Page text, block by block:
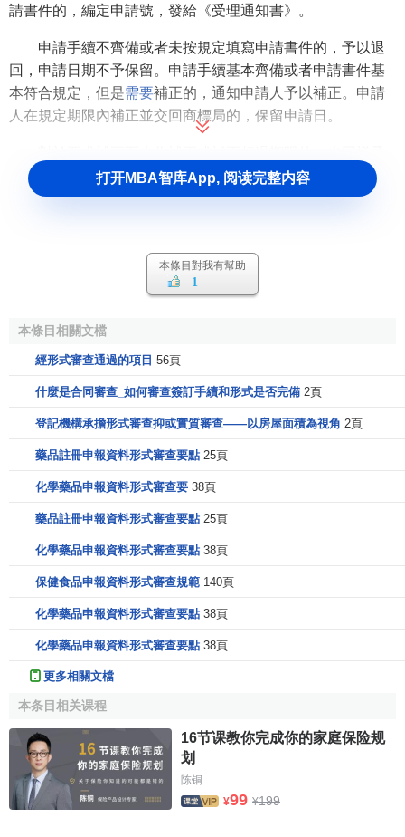
請書件的，編定申請號，發給《受理通知書》。
申請手續不齊備或者未按規定填寫申請書件的，予以退
回，申請日期不予保留。申請手續基本齊備或者申請書件基
本符合規定，但是需要補正的，通知申請人予以補正。申請
人在規定期限內補正並交回商標局的，保留申請日。
以退回，申請日不予保留。
打开MBA智库App, 阅读完整内容
本條目對我有幫助
1
本條目相關文檔
經形式審查通過的項目 56頁
什麼是合同審查_如何審查簽訂手續和形式是否完備 2頁
登記機構承擔形式審查抑或實質審查——以房屋面積為視角 2頁
藥品註冊申報資料形式審查要點 25頁
化學藥品申報資料形式審查要 38頁
藥品註冊申報資料形式審查要點 25頁
化學藥品申報資料形式審查要點 38頁
保健食品申報資料形式審查規範 140頁
化學藥品申報資料形式審查要點 38頁
化學藥品申報資料形式審查要點 38頁
更多相關文檔
本条目相关课程
16节课教你完成你的家庭保险规
划
陈铜
¥99 ¥199